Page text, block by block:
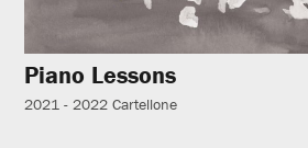
Piano Lessons
2021 - 2022 Cartellone